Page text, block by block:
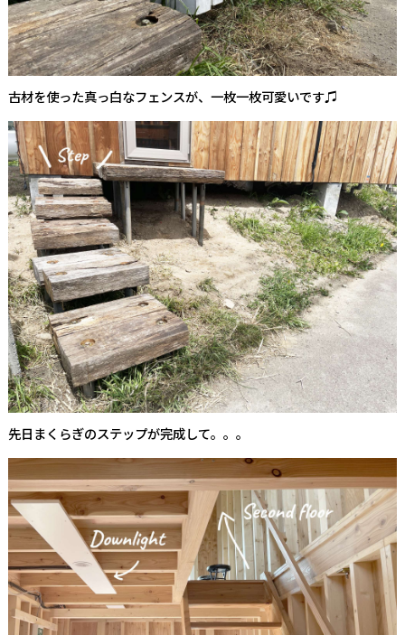
古材を使った真っ白なフェンスが、一枚一枚可愛いです♫
先日まくらぎのステップが完成して。。。